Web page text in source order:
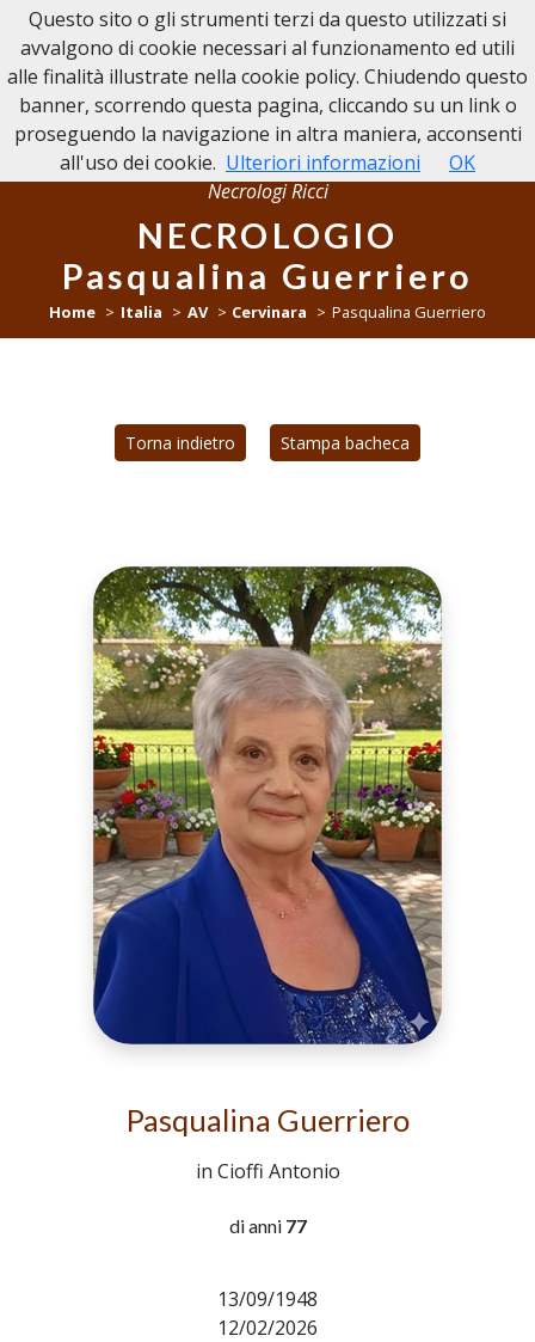
NECROLOGI RICCI
Necrologi Ricci
NECROLOGIO
Pasqualina Guerriero
Home Italia AV Cervinara Pasqualina Guerriero
Torna indietro Stampa bacheca
Pasqualina Guerriero
in Cioffi Antonio
di anni 77
13/09/1948
12/02/2026
Questo sito o gli strumenti terzi da questo utilizzati si
avvalgono di cookie necessari al funzionamento ed utili
alle finalità illustrate nella cookie policy. Chiudendo questo
banner, scorrendo questa pagina, cliccando su un link o
proseguendo la navigazione in altra maniera, acconsenti
all'uso dei cookie. Ulteriori informazioni OK